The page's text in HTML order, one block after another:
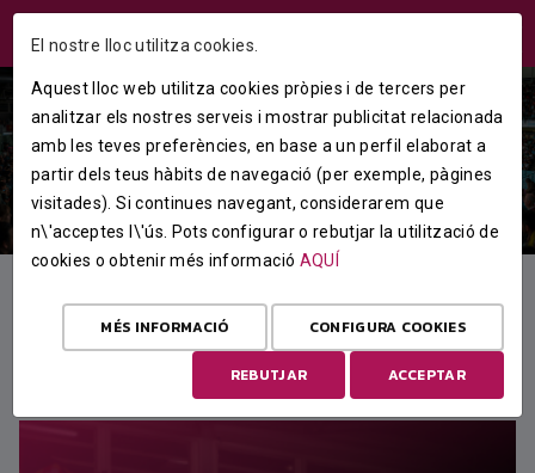
DESTACAT
El nostre lloc utilitza cookies.
Aquest lloc web utilitza cookies pròpies i de tercers per
analitzar els nostres serveis i mostrar publicitat relacionada
amb les teves preferències, en base a un perfil elaborat a
partir dels teus hàbits de navegació (per exemple, pàgines
visitades). Si continues navegant, considerarem que
n\'acceptes l\'ús. Pots configurar o rebutjar la utilització de
cookies o obtenir més informació AQUÍ
MÉS INFORMACIÓ CONFIGURA COOKIES
REBUTJAR ACCEPTAR